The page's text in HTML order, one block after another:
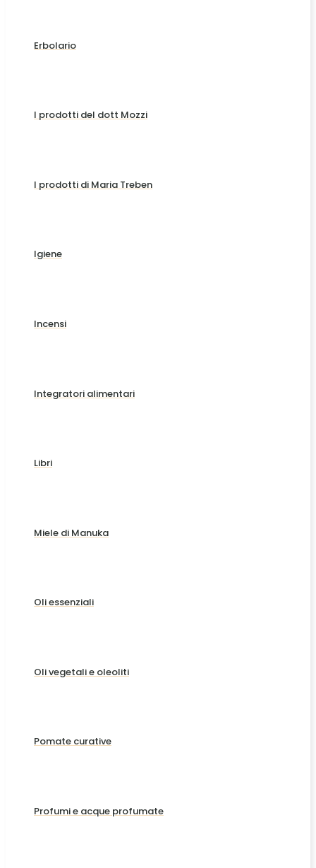
Erbolario
I prodotti del dott Mozzi
I prodotti di Maria Treben
Igiene
Incensi
Integratori alimentari
Libri
Miele di Manuka
Oli essenziali
Oli vegetali e oleoliti
Pomate curative
Profumi e acque profumate